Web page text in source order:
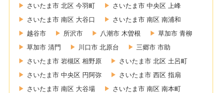
さいたま市 北区 今羽町
さいたま市 中央区 上峰
さいたま市 南区 大谷口
さいたま市 南区 南浦和
越谷市
所沢市 八潮市 木曽根
草加市 青柳
草加市 清門
川口市 北原台
三郷市 市助
さいたま市 岩槻区 相野原
さいたま市 北区 土呂町
さいたま市 中央区 円阿弥
さいたま市 西区 指扇
さいたま市 南区 大谷場
さいたま市 南区 南本町